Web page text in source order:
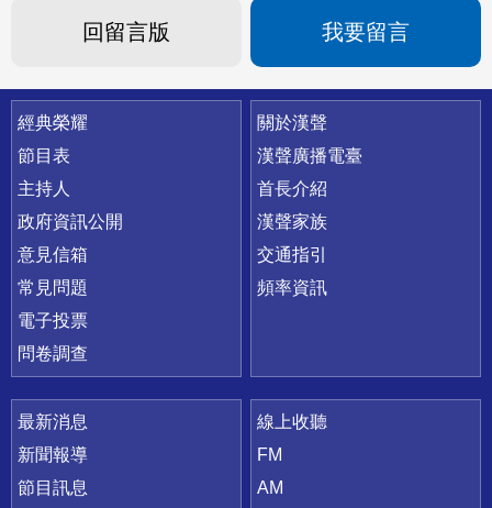
回留言版 我要留言
快速連結
經典榮耀
節目表
主持人
政府資訊公開
意見信箱
常見問題
電子投票
問卷調查
關於漢聲
漢聲廣播電臺
首長介紹
漢聲家族
交通指引
頻率資訊
最新消息
新聞報導
節目訊息
線上收聽
FM
AM